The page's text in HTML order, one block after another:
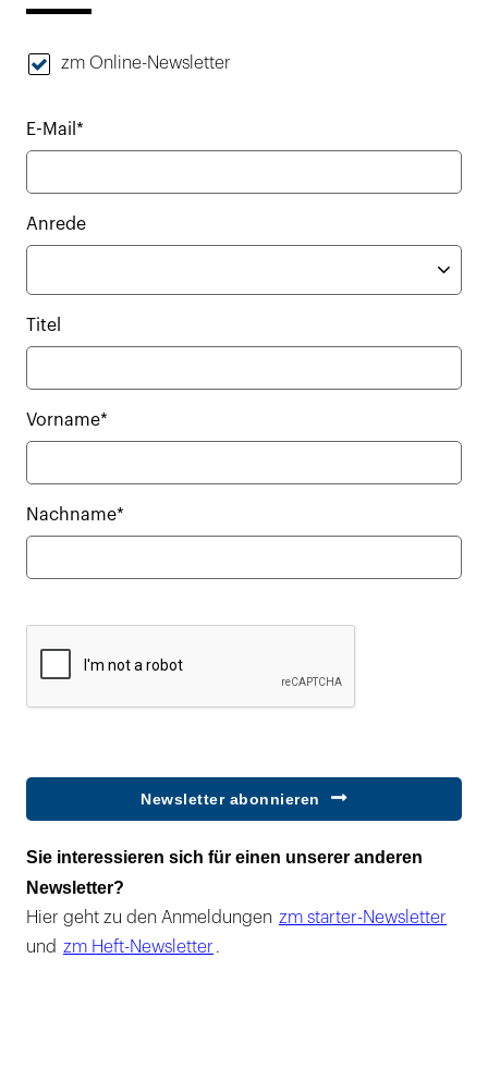
zm Online-Newsletter
E-Mail*
Anrede
Titel
Vorname*
Nachname*
Newsletter abonnieren
Sie interessieren sich für einen unserer anderen
Newsletter?
Hier geht zu den Anmeldungen zm starter-Newsletter
und zm Heft-Newsletter .